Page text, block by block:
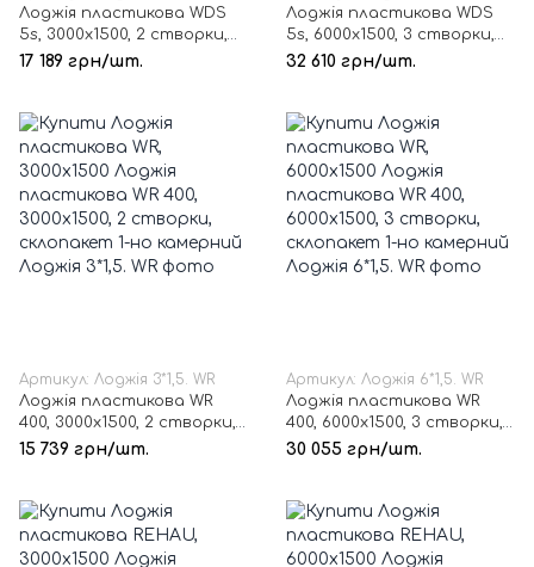
Лоджія пластикова WDS
5s, 3000х1500, 2 створки,
склопакет 1-но камерний
17 189 грн/шт.
Лоджія пластикова WDS
5s, 6000х1500, 3 створки,
склопакет 1-но камерний
32 610 грн/шт.
Артикул: Лоджія 3*1,5. WR
Лоджія пластикова WR
400, 3000х1500, 2 створки,
склопакет 1-но камерний
15 739 грн/шт.
Артикул: Лоджія 6*1,5. WR
Лоджія пластикова WR
400, 6000х1500, 3 створки,
склопакет 1-но камерний
30 055 грн/шт.